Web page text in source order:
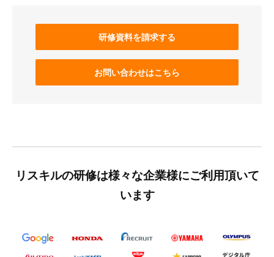
研修資料を請求する
お問い合わせはこちら
リスキルの研修は様々な企業様にご利用頂いて
います